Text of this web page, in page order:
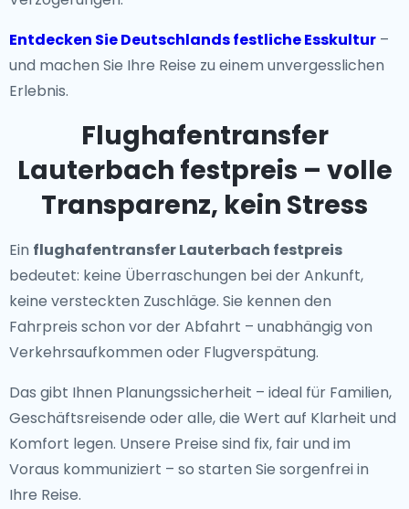
Entdecken Sie Deutschlands festliche Esskultur –
und machen Sie Ihre Reise zu einem unvergesslichen
Erlebnis.
Flughafentransfer
Lauterbach festpreis – volle
Transparenz, kein Stress
Ein flughafentransfer Lauterbach festpreis
bedeutet: keine Überraschungen bei der Ankunft,
keine versteckten Zuschläge. Sie kennen den
Fahrpreis schon vor der Abfahrt – unabhängig von
Verkehrsaufkommen oder Flugverspätung.
Das gibt Ihnen Planungssicherheit – ideal für Familien,
Geschäftsreisende oder alle, die Wert auf Klarheit und
Komfort legen. Unsere Preise sind fix, fair und im
Voraus kommuniziert – so starten Sie sorgenfrei in
Ihre Reise.